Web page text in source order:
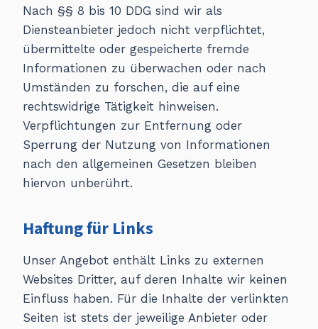
Nach §§ 8 bis 10 DDG sind wir als
Diensteanbieter jedoch nicht verpflichtet,
übermittelte oder gespeicherte fremde
Informationen zu überwachen oder nach
Umständen zu forschen, die auf eine
rechtswidrige Tätigkeit hinweisen.
Verpflichtungen zur Entfernung oder
Sperrung der Nutzung von Informationen
nach den allgemeinen Gesetzen bleiben
hiervon unberührt.
Haftung für Links
Unser Angebot enthält Links zu externen
Websites Dritter, auf deren Inhalte wir keinen
Einfluss haben. Für die Inhalte der verlinkten
Seiten ist stets der jeweilige Anbieter oder